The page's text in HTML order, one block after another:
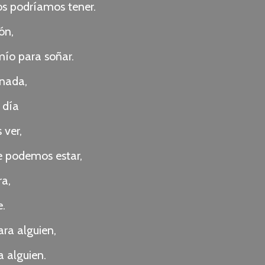
podríamos tener.
para soñar.
día
ver,
podemos estar,
alguien,
alguien.